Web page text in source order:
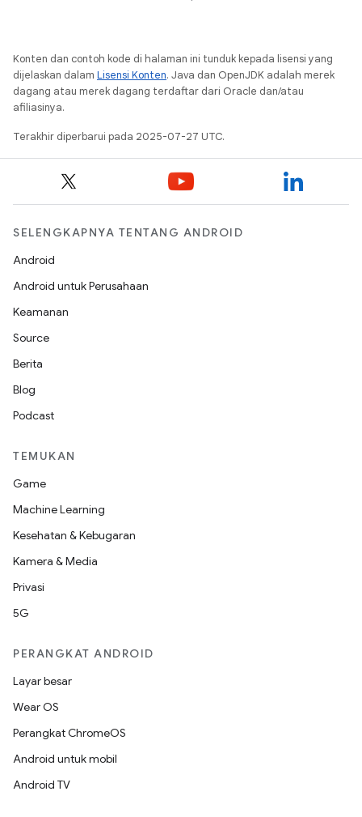
Konten dan contoh kode di halaman ini tunduk kepada lisensi yang
dijelaskan dalam Lisensi Konten. Java dan OpenJDK adalah merek
dagang atau merek dagang terdaftar dari Oracle dan/atau
afiliasinya.
Terakhir diperbarui pada 2025-07-27 UTC.
SELENGKAPNYA TENTANG ANDROID
Android
Android untuk Perusahaan
Keamanan
Source
Berita
Blog
Podcast
TEMUKAN
Game
Machine Learning
Kesehatan & Kebugaran
Kamera & Media
Privasi
5G
PERANGKAT ANDROID
Layar besar
Wear OS
Perangkat ChromeOS
Android untuk mobil
Android TV